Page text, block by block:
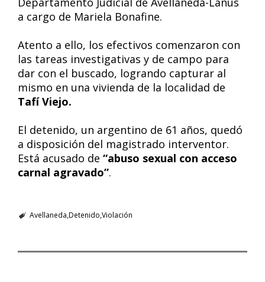
a cargo de Mariela Bonafine.
Atento a ello, los efectivos comenzaron con
las tareas investigativas y de campo para
dar con el buscado, logrando capturar al
mismo en una vivienda de la localidad de
Tafí Viejo.
El detenido, un argentino de 61 años, quedó
a disposición del magistrado interventor.
Está acusado de “abuso sexual con acceso
carnal agravado”.
Avellaneda Detenido Violación